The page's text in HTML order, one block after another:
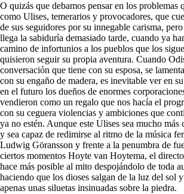
O quizás que debamos pensar en los problemas
como Ulises, temerarios y provocadores, que
de sus seguidores por su innegable carisma,
llega la sabiduría demasiado tarde, cuando ya
camino de infortunios a los pueblos que los
quisieron seguir su propia aventura. Cuando
conversación que tiene con su esposa, se
con su engaño de madera, es inevitable ver en
en el futuro los dueños de enormes
vendieron como un regalo que nos hacía el
con su ceguera violencias y ambiciones que
ya no estén. Aunque este Ulises sea mucho
y sea capaz de redimirse al ritmo de la música
Ludwig Göransson y frente a la penumbra de
ciertos momentos Hoyte van Hoytema, el
hace más posible al mito despojándolo de toda
haciendo que los dioses salgan de la luz del sol y
apenas unas siluetas insinuadas sobre la piedra.